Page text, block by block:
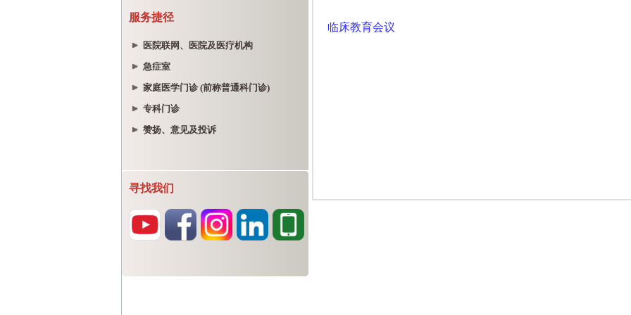
服务捷径
医院联网、医院及医疗机构
急症室
家庭医学门诊 (前称普通科门诊)
专科门诊
赞扬、意见及投诉
寻找我们